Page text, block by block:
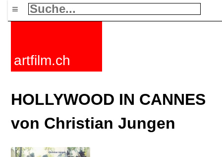
≡
artfilm.ch
HOLLYWOOD IN CANNES
von Christian Jungen